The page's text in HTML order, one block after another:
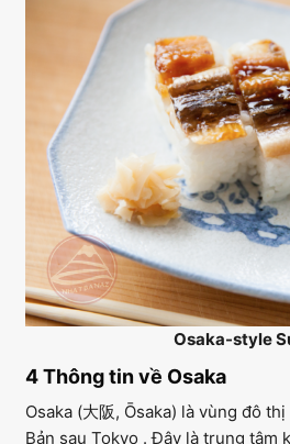
Osaka-style
4 Thông tin về Osaka
Osaka (大阪, Ōsaka) là vùng đô
Bản sau Tokyo . Đây là trung tâm